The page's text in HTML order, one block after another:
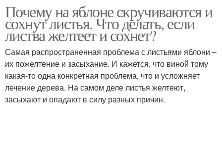
Почему на яблоне скручиваются и
сохнут листья. Что делать, если
листва желтеет и сохнет?
Самая распространенная проблема с листьями яблони –
их пожелтение и засыхание. И кажется, что виной тому
какая-то одна конкретная проблема, что и усложняет
лечение дерева. На самом деле листья желтеют,
засыхают и опадают в силу разных причин.